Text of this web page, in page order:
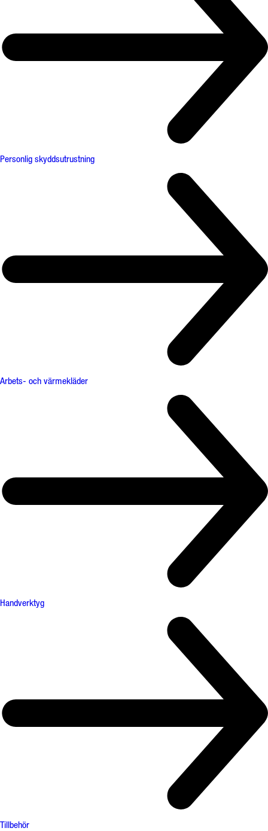
Personlig skyddsutrustning
Arbets- och värmekläder
Handverktyg
Tillbehör